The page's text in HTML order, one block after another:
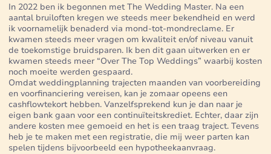
In 2022 ben ik begonnen met The Wedding Master. Na een
aantal bruiloften kregen we steeds meer bekendheid en werd
ik voornamelijk benaderd via mond-tot-mondreclame. Er
kwamen steeds meer vragen om kwaliteit en/of niveau vanuit
de toekomstige bruidsparen. Ik ben dit gaan uitwerken en er
kwamen steeds meer “Over The Top Weddings” waarbij kosten
noch moeite werden gespaard.
Omdat weddingplanning trajecten maanden van voorbereiding
en voorfinanciering vereisen, kan je zomaar opeens een
cashflowtekort hebben. Vanzelfsprekend kun je dan naar je
eigen bank gaan voor een continuïteitskrediet. Echter, daar zijn
andere kosten mee gemoeid en het is een traag traject. Tevens
heb je te maken met een registratie, die mij weer parten kan
spelen tijdens bijvoorbeeld een hypotheekaanvraag.